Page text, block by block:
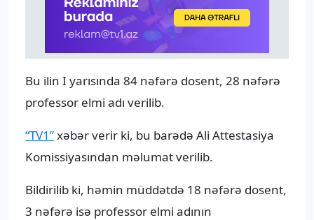
Bu ilin I yarısında 84 nəfərə dosent, 28 nəfərə
professor elmi adı verilib.
“TV1”xəbər verir ki, bu barədə Ali Attestasiya
Komissiyasından məlumat verilib.
Bildirilib ki, həmin müddətdə 18 nəfərə dosent,
3 nəfərə isə professor elmi adının